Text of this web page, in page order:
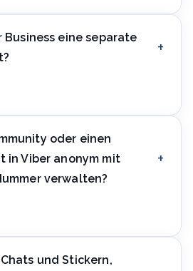
nach der Telefonregistrierung
eine separate
eigene Nummer aber einfacher.
oder einen
in Viber anonym mit
verwalten?
nicht sichtbar.
und Stickern,